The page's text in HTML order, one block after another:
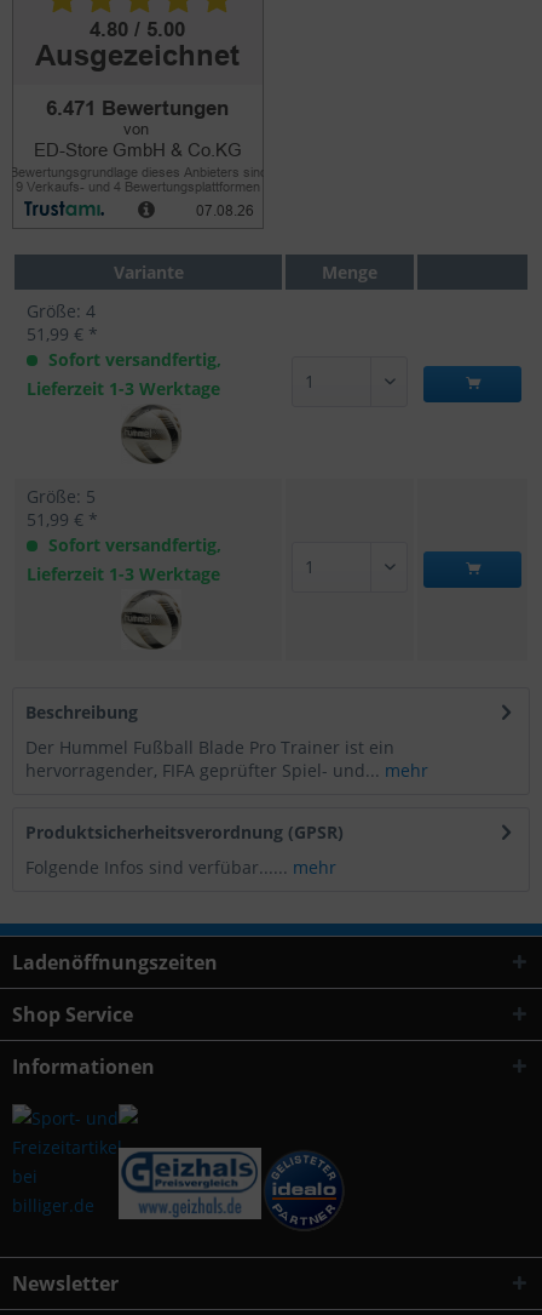
Variante
Menge
Größe: 4
51,99 € *
Sofort versandfertig,
Lieferzeit 1-3 Werktage
Größe: 5
51,99 € *
Sofort versandfertig,
Lieferzeit 1-3 Werktage
Beschreibung
Der Hummel Fußball Blade Pro Trainer ist ein
hervorragender, FIFA geprüfter Spiel- und... mehr
Produktsicherheitsverordnung (GPSR)
Folgende Infos sind verfübar...... mehr
Ladenöffnungszeiten
Shop Service
Informationen
Newsletter